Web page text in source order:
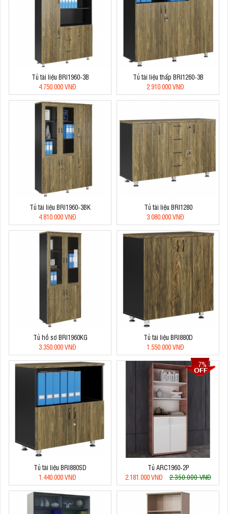
Tủ tài liệu BRI1960-3B
4.750.000 VNĐ
Tủ tài liệu thấp BRI1260-3B
2.910.000 VNĐ
Tủ tài liệu BRI1960-3BK
4.810.000 VNĐ
Tủ tài liệu BRI1280
3.080.000 VNĐ
Tủ hồ sơ BRI1960KG
3.350.000 VNĐ
Tủ tài liệu BRI880D
1.550.000 VNĐ
Tủ tài liệu BRI880SD
1.440.000 VNĐ
7%
Tủ ARC1960-2P
2.181.000 VNĐ
2.350.000 VNĐ